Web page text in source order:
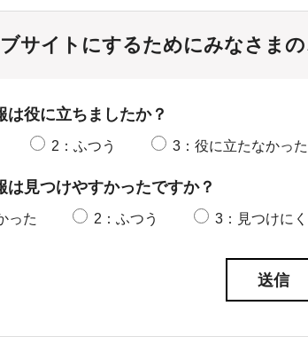
サイトにするためにみなさま
は役に立ちましたか？
2：ふつう 3：役に立たなかった
は見つけやすかったですか？
った 2：ふつう 3：見つけに